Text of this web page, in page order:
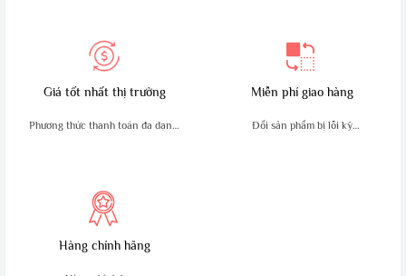
Giá tốt nhất thị trường
Phương thức thanh toán đa dạng,
Miễn phí giao hàng
Đổi sản phẩm bị lỗi kỹ
Hàng chính hãng